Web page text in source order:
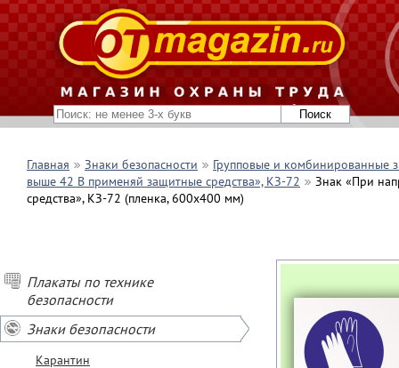
Главная Знаки безопасности
Групповые и комбинированные
выше 42 В применяй защитные средства», КЗ-72
Знак «При
средства», КЗ-72 (пленка, 600х400 мм)
Плакаты по технике
безопасности
Знаки безопасности
Карантин